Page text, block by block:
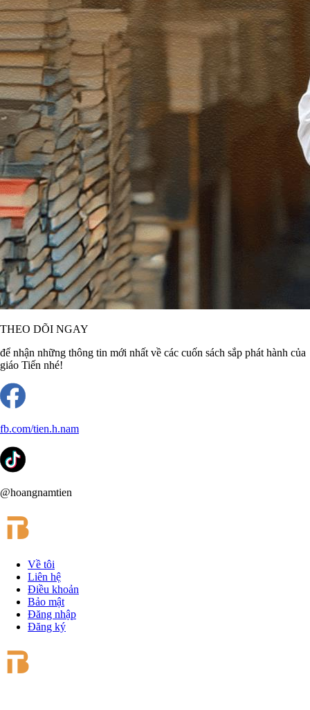
THEO DÕI NGAY
để nhận những thông tin mới nhất về các cuốn sách sắp phát hành của
giáo Tiến nhé!
fb.com/tien.h.nam
@hoangnamtien
Về tôi
Liên hệ
Điều khoản
Bảo mật
Đăng nhập
Đăng ký